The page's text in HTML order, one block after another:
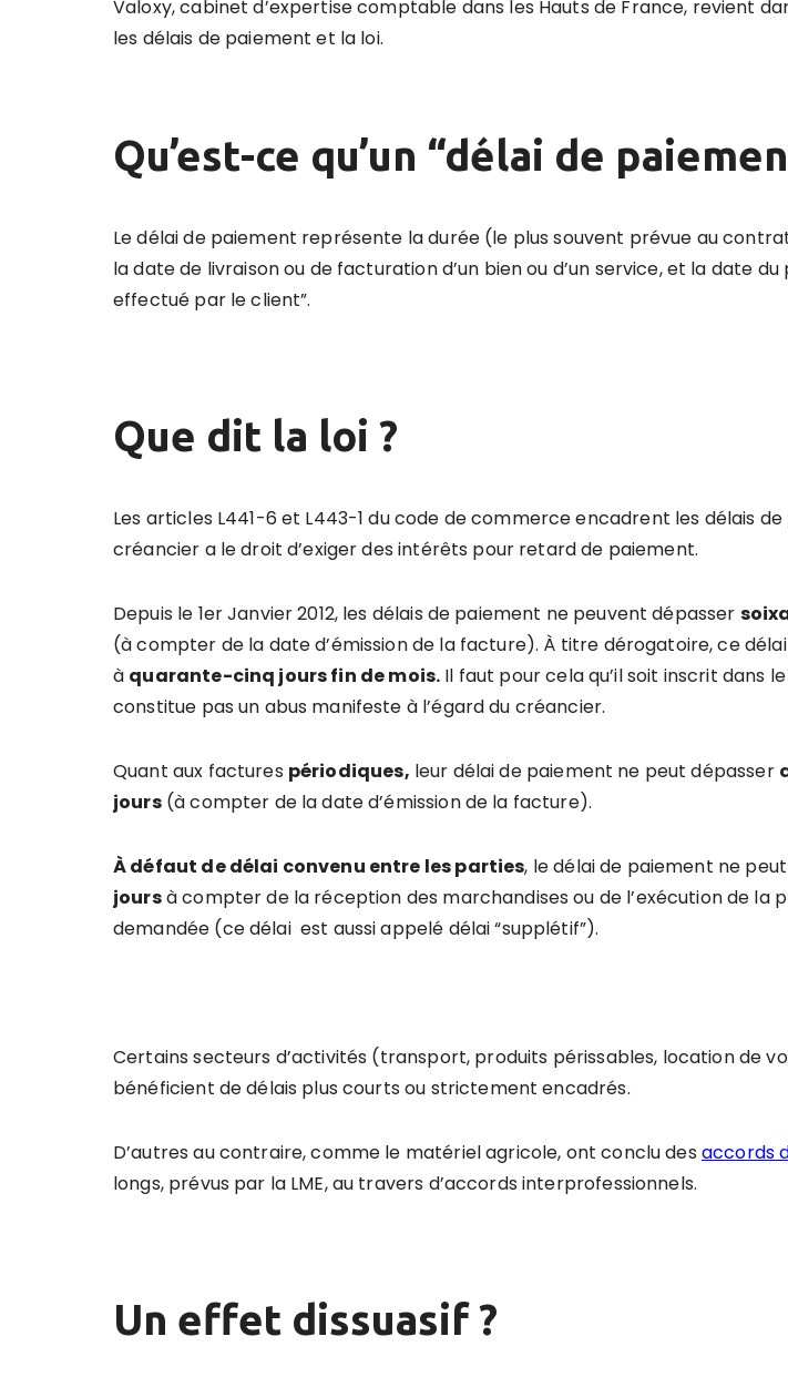
Valoxy, cabinet d’expertise comptable dans les Hauts de France, revient
les délais de paiement et la loi.
Qu’est-ce qu’un “délai de
Le délai de paiement représente la durée (le plus souvent prévue au
la date de livraison ou de facturation d’un bien ou d’un service, et la date
effectué par le client”.
Que dit la loi ?
Les articles L441-6 et L443-1 du code de commerce encadrent les délais de
créancier a le droit d’exiger des intérêts pour retard de paiement.
Depuis le 1er Janvier 2012, les délais de paiement ne peuvent dépasser
(à compter de la date d’émission de la facture). À titre dérogatoire, ce
à quarante-cinq jours fin de mois. Il faut pour cela qu’il soit inscrit dans
constitue pas un abus manifeste à l’égard du créancier.
Quant aux factures périodiques, leur délai de paiement ne peut dépasser
jours(à compter de la date d’émission de la facture).
À défaut de délai convenu entre les parties, le délai de paiement ne
joursà compter de la réception des marchandises ou de l’exécution de la
demandée (ce délai est aussi appelé délai “supplétif”).
Certains secteurs d’activités (transport, produits périssables, location de
bénéficient de délais plus courts ou strictement encadrés.
D’autres au contraire, comme le matériel agricole, ont conclu des accords
longs, prévus par la LME, au travers d’accords interprofessionnels.
Un effet dissuasif ?